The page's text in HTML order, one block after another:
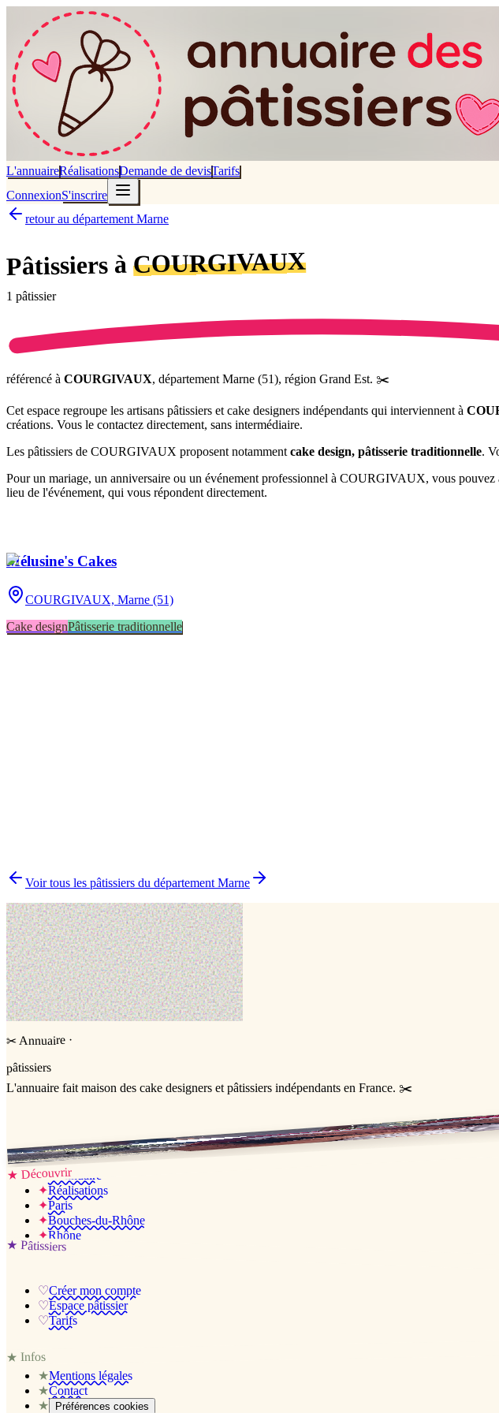
L'annuaireRéalisationsDemande de devisTarifs
ConnexionS'inscrire
retour au département Marne
Pâtissiers àCOURGIVAUX
1 pâtissier
référencé à COURGIVAUX, département Marne (51), région Grand Est. ✂️
Cet espace regroupe les artisans pâtissiers et cake designers indépendants qui interviennent à
créations. Vous le contactez directement, sans intermédiaire.
Les pâtissiers de COURGIVAUX proposent notamment cake design, pâtisserie traditionnelle.
Pour un mariage, un anniversaire ou un événement professionnel à COURGIVAUX, vous pouvez
lieu de l'événement, qui vous répondent directement.
Mélusine's Cakes
COURGIVAUX, Marne (51)
Cake designPâtisserie traditionnelle
Comment comparer plusieurs pâtissiers en une fois ?
Voir tous les pâtissiers du département Marne
✂ Annuaire ·
pâtissiers
L'annuaire fait maison des cake designers et pâtissiers indépendants en France. ✂️
Jessica & Jérémy ♡
★Découvrir
✦L’annuaire
✦Réalisations
✦Paris
✦Bouches-du-Rhône
✦Rhône
★ Pâtissiers
♡Créer mon compte
♡Espace pâtissier
♡Tarifs
★Infos
★Mentions légales
★Contact
★
Préférences cookies